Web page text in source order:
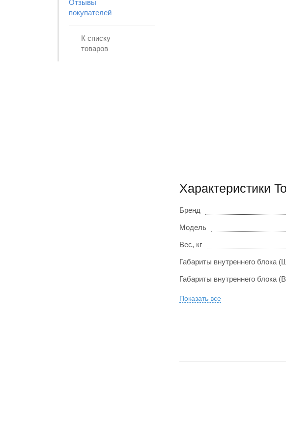
Отзывы
покупателей
К списку
товаров
Характеристики
Бренд
Модель
Вес, кг
Габариты внутреннего блока
Габариты внутреннего блока
Показать все